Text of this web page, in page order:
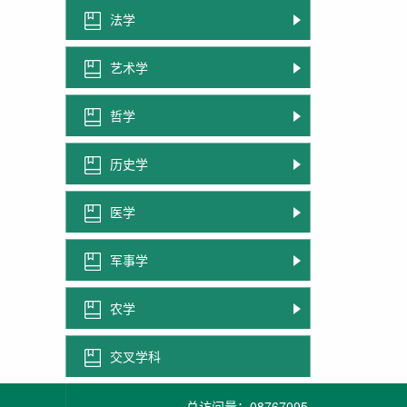
法学
艺术学
哲学
历史学
医学
军事学
农学
交叉学科